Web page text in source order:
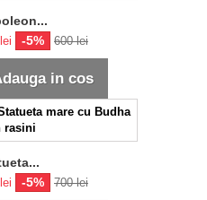
-5% 600 lei
in cos
-5% 700 lei